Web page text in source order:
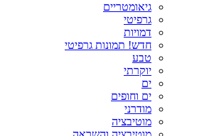
גיאומטריים
גרפיטי
דמויות
חדש! תמונות גרפיטי
טבע
יוקרתי
ים
ים וחופים
מודרני
מוטיבציה